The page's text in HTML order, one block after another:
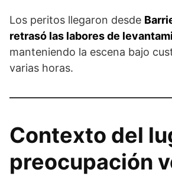
Los peritos llegaron desde
retrasó las labores de
manteniendo la escena bajo
varias horas.
Contexto del
preocupación